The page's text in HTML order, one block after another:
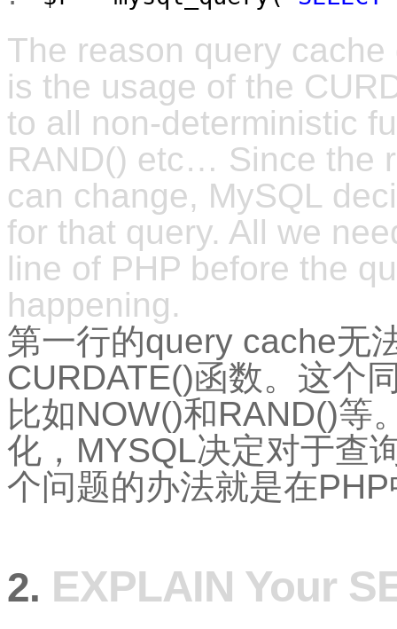
The reason query
is the usage of the
to all non-deterministic
RAND() etc… Since the
can change, MySQL
for that query. All we
line of PHP before the
happening.
第一行的query cache无
CURDATE()函数。这个
比如NOW()和RAND()等
化，MYSQL决定对于查
个问题的办法就是在
2. EXPLAIN Your